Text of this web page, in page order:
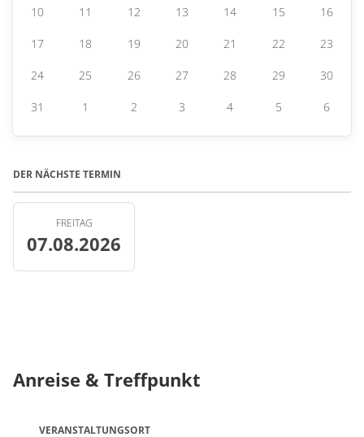
10 11 12 13 14 15 16
17 18 19 20 21 22 23
24 25 26 27 28 29 30
31 1 2 3 4 5 6
DER NÄCHSTE TERMIN
FREITAG
07.08.2026
Anreise & Treffpunkt
VERANSTALTUNGSORT